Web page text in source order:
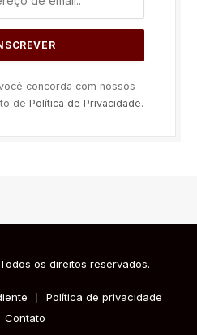
concorda com nossos
de Política de Privacidade.
os direitos reservados.
Política de privacidade
Contato